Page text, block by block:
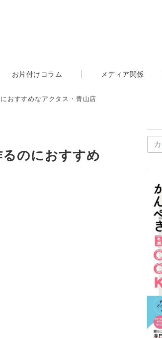
お片付けコラム メディア関係
おすすめなアクタス・青山店
のにおすすめ
片
ム